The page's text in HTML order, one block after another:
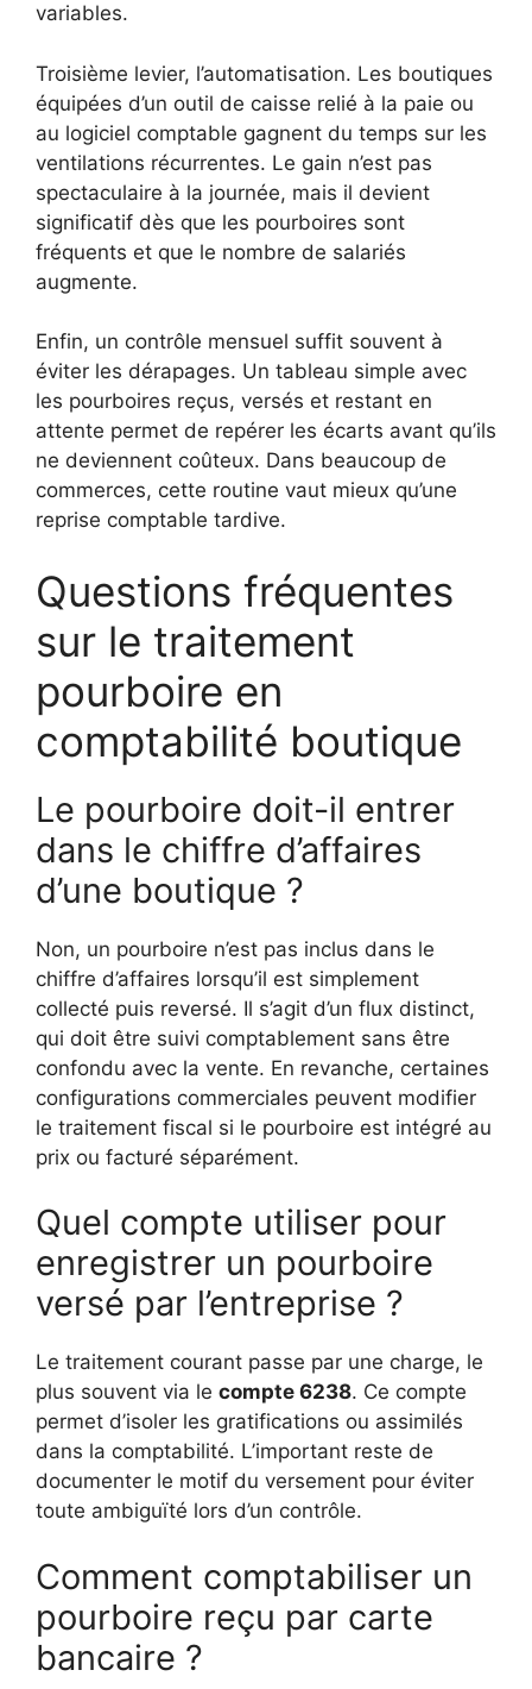
variables.
Troisième levier, l’automatisation. Les boutiques
équipées d’un outil de caisse relié à la paie ou
au logiciel comptable gagnent du temps sur les
ventilations récurrentes. Le gain n’est pas
spectaculaire à la journée, mais il devient
significatif dès que les pourboires sont
fréquents et que le nombre de salariés
augmente.
Enfin, un contrôle mensuel suffit souvent à
éviter les dérapages. Un tableau simple avec
les pourboires reçus, versés et restant en
attente permet de repérer les écarts avant qu’ils
ne deviennent coûteux. Dans beaucoup de
commerces, cette routine vaut mieux qu’une
reprise comptable tardive.
Questions fréquentes
sur le traitement
pourboire en
comptabilité boutique
Le pourboire doit-il entrer
dans le chiffre d’affaires
d’une boutique ?
Non, un pourboire n’est pas inclus dans le
chiffre d’affaires lorsqu’il est simplement
collecté puis reversé. Il s’agit d’un flux distinct,
qui doit être suivi comptablement sans être
confondu avec la vente. En revanche, certaines
configurations commerciales peuvent modifier
le traitement fiscal si le pourboire est intégré au
prix ou facturé séparément.
Quel compte utiliser pour
enregistrer un pourboire
versé par l’entreprise ?
Le traitement courant passe par une charge, le
plus souvent via le compte 6238. Ce compte
permet d’isoler les gratifications ou assimilés
dans la comptabilité. L’important reste de
documenter le motif du versement pour éviter
toute ambiguïté lors d’un contrôle.
Comment comptabiliser un
pourboire reçu par carte
bancaire ?